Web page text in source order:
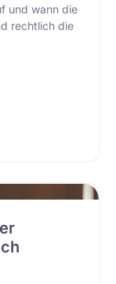
und wann die
rechtlich die